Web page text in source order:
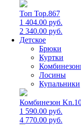
Топ Top.867
1 404.00 руб.
2 340.00 руб.
Детское
Брюки
Куртки
Лосины
Купальники
Комбинезон
1 590.00 руб.
4 770.00 руб.